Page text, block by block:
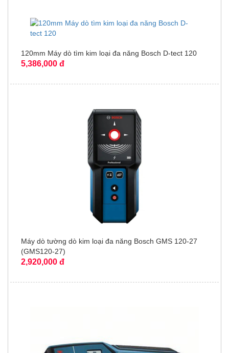
120mm Máy dò tìm kim loại đa năng Bosch D-tect 120
5,386,000 đ
Máy dò tường dò kim loại đa năng Bosch GMS 120-27
(GMS120-27)
2,920,000 đ